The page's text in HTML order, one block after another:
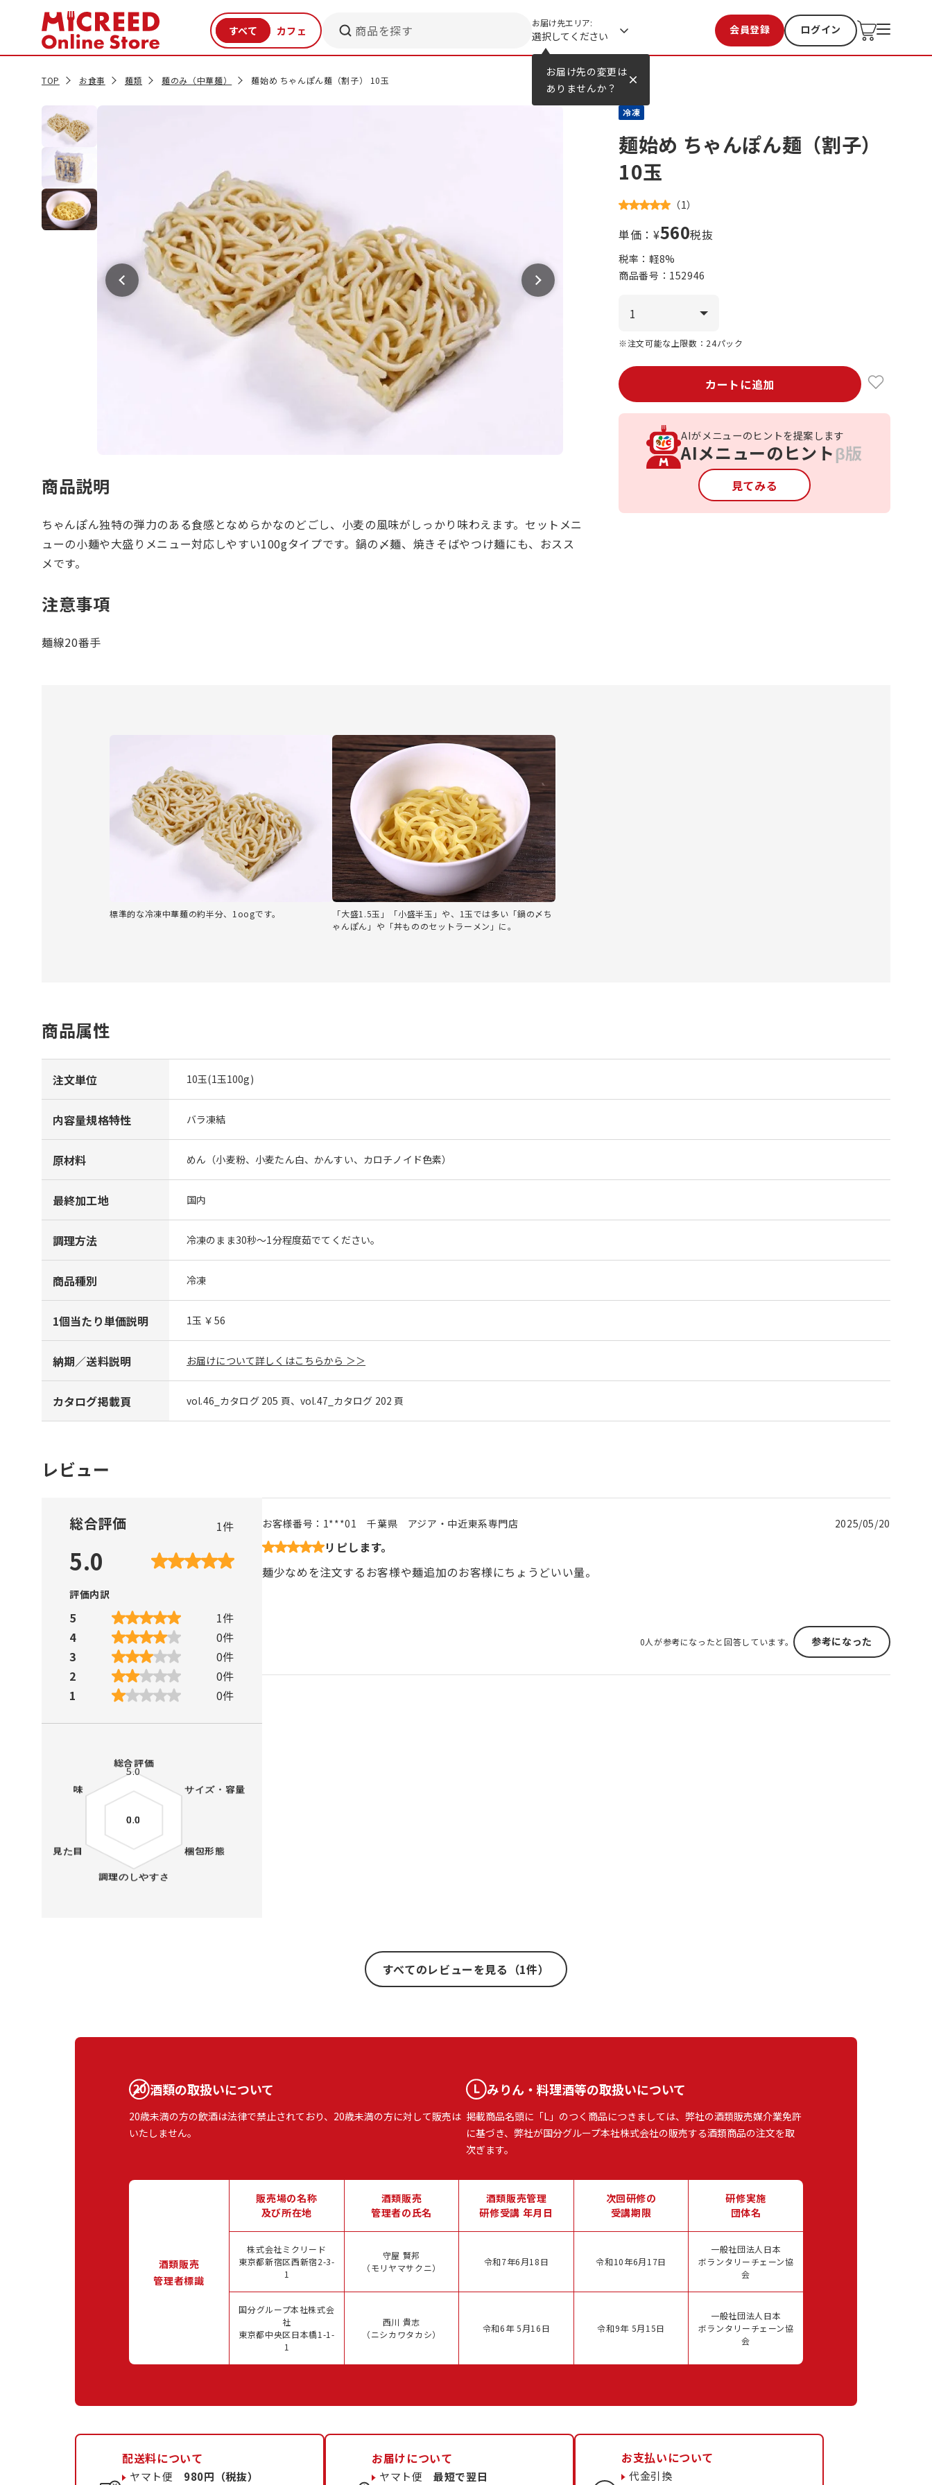
お届け先の変更は
ありませんか？
商品を探す お届け先エリア:
選択してください 会員登録 ログイン
お気に入り 過去購入
TOP お食事 麺類 麺のみ（中華麺） 麺始め ちゃんぽん麺（割子） 10玉
冷凍
麺始め ちゃんぽん麺（割子）
10玉
（1）
単価：¥560税抜
税率：軽8%
商品番号： 152946
※注文可能な上限数：24パック
カートに追加
AIがメニューのヒントを提案します
AIメニューのヒントβ版
見てみる
商品説明
ちゃんぽん独特の弾力のある食感となめらかなのどごし、小麦の風味がしっかり味わえます。セットメニ
ューの小麺や大盛りメニュー対応しやすい100gタイプです。鍋の〆麺、焼きそばやつけ麺にも、おスス
メです。
注意事項
麺線20番手
標準的な冷凍中華麺の約半分、1oogです。
「大盛1.5玉」「小盛半玉」や、1玉では多い「鍋の〆ち
ゃんぽん」や「丼もののセットラーメン」に。
商品属性
注文単位 10玉(1玉100g)
内容量規格特性 バラ凍結
原材料 めん（小麦粉、小麦たん白、かんすい、カロチノイド色素）
最終加工地 国内
調理方法 冷凍のまま30秒～1分程度茹でてください。
商品種別 冷凍
1個当たり単価説明 1玉 ￥56
納期／送料説明 お届けについて詳しくはこちらから ＞＞
カタログ掲載頁 vol.46_カタログ 205 頁、vol.47_カタログ 202 頁
レビュー
総合評価 1件
5.0
評価内訳
5 1件
4
0件
3
0件
2
0件
1
0件
お客様番号： 1***01 千葉県 アジア・中近東系専門店 2025/05/20
リピします。
麺少なめを注文するお客様や麺追加のお客様にちょうどいい量。
0人が参考になったと回答しています。 参考になった
すべてのレビューを見る（1件）
酒類の取扱いについて
20歳未満の方の飲酒は法律で禁止されており、20歳未満の方に対して販売は
いたしません。
みりん・料理酒等の取扱いについて
掲載商品名頭に「L」のつく商品につきましては、弊社の酒類販売媒介業免許
に基づき、弊社が国分グループ本社株式会社の販売する酒類商品の注文を取
次ぎます。
酒類販売
管理者標識
販売場の名称
及び所在地
酒類販売
管理者の氏名
酒類販売管理
研修受講 年月日
次回研修の
受講期限
研修実施
団体名
株式会社ミクリード
東京都新宿区西新宿2-3-
1
守屋 賢邦
（モリヤマサクニ）
令和7年6月18日 令和10年6月17日
一般社団法人日本
ボランタリーチェーン協
会
国分グループ本社株式会
社
東京都中央区日本橋1-1-
1
西川 貴志
（ニシカワタカシ）
令和6年 5月16日 令和9年 5月15日
一般社団法人日本
ボランタリーチェーン協
会
配送料について
ヤマト便 980円（税抜）
お届けについて
ヤマト便最短で翌日
お支払いについて
代金引換